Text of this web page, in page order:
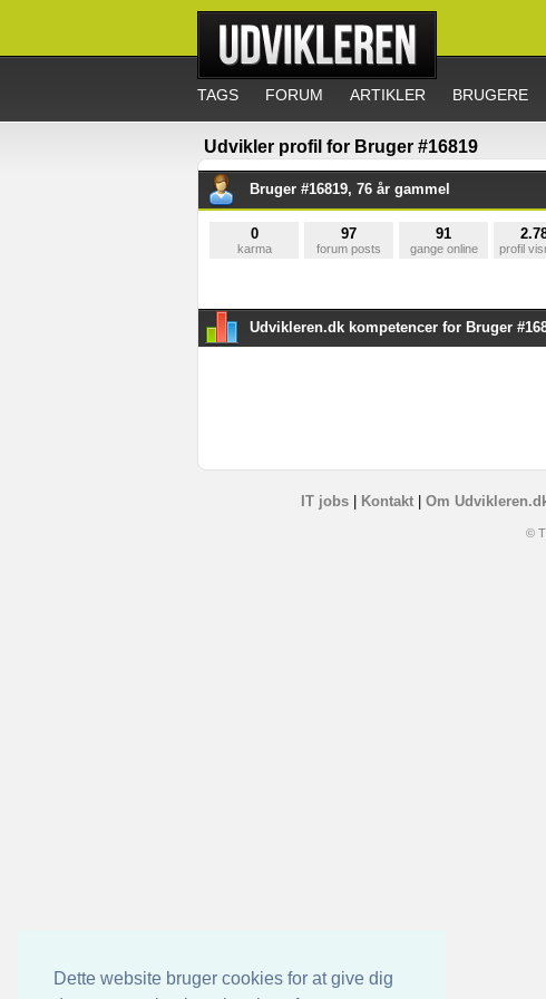
Dette website bruger cookies for at give dig
TAGS FORUM ARTIKLER BRUGERE
Udvikler profil for Bruger #16819
Bruger #16819, 76 år gammel
0
karma
97
forum posts
91
gange online profil
Udvikleren.dk kompetencer for Bruger
IT jobs| Kontakt| Om
©